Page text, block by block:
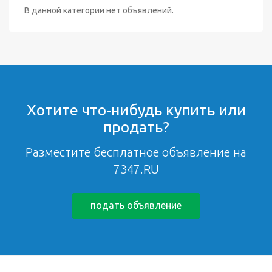
В данной категории нет объявлений.
Хотите что-нибудь купить или
продать?
Разместите бесплатное объявление на
7347.RU
подать объявление